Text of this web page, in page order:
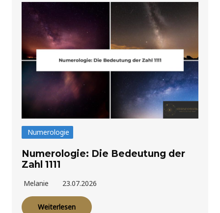
Numerologie
Numerologie: Die Bedeutung der
Zahl 1111
Melanie 23.07.2026
Weiterlesen